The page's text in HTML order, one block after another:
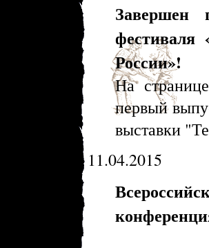
Завершен
России»!
На
первый
выставки
11.04.2015